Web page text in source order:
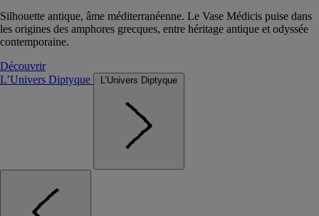
Silhouette antique, âme méditerranéenne. Le Vase Médicis puise dans
les origines des amphores grecques, entre héritage antique et odyssée
contemporaine.
Découvrir
L’Univers Diptyque
L’Univers Diptyque